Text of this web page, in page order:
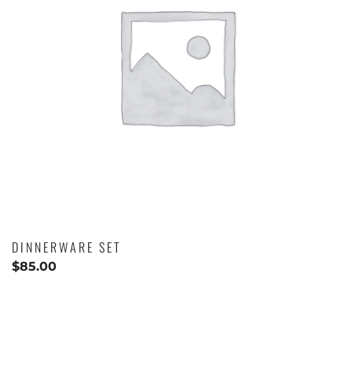
DINNERWARE SET
$85.00